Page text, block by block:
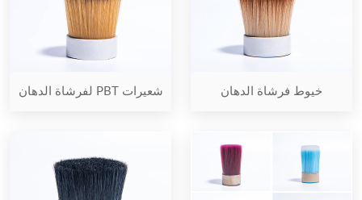
خيوط فرشاة الدهان شعيرات PBT لفرشاة الدهان